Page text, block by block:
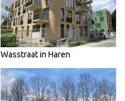
Wasstraat in Haren